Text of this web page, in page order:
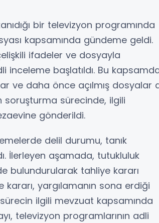
bir televizyon programında
kapsamında gündeme geldi.
ifadeler ve dosyayla
inceleme başlatıldı. Bu
ve daha önce açılmış dosyalar
soruşturma sürecinde, ilgili
gönderildi.
delil durumu, tanık
İlerleyen aşamada, tutukluluk
bulundurularak tahliye kararı
yargılamanın sona erdiği
ilgili mevzuat kapsamında
televizyon programlarının adli